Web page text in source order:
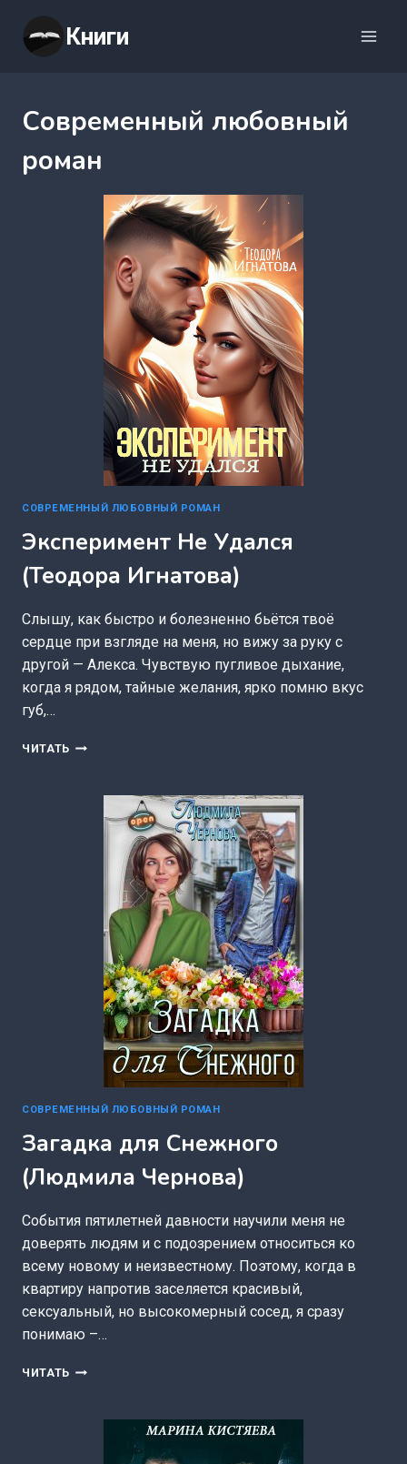
содержимому
Книги
Современный любовный
роман
СОВРЕМЕННЫЙ ЛЮБОВНЫЙ РОМАН
Эксперимент Не Удался
(Теодора Игнатова)
Слышу, как быстро и болезненно бьётся твоё
сердце при взгляде на меня, но вижу за руку с
другой — Алекса. Чувствую пугливое дыхание,
когда я рядом, тайные желания, ярко помню вкус
губ,…
ЧИТАТЬ ЭКСПЕРИМЕНТ
(ТЕОДОРА
ИГНАТОВА)
СОВРЕМЕННЫЙ ЛЮБОВНЫЙ РОМАН
Загадка для Снежного
(Людмила Чернова)
События пятилетней давности научили меня не
доверять людям и с подозрением относиться ко
всему новому и неизвестному. Поэтому, когда в
квартиру напротив заселяется красивый,
сексуальный, но высокомерный сосед, я сразу
понимаю –…
ЧИТАТЬ ЗАГАДКА
(ЛЮДМИЛА